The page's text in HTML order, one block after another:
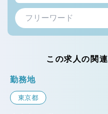
この求人の関
勤務地
東京都